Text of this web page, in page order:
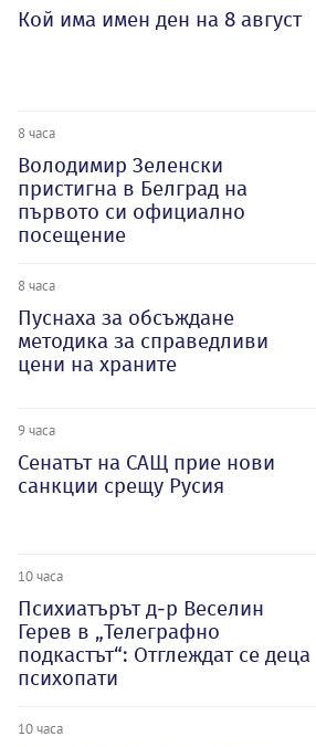
Кой има имен ден на 8 август
8 часа
Володимир Зеленски
пристигна в Белград на
първото си официално
посещение
8 часа
Пуснаха за обсъждане
методика за справедливи
цени на храните
9 часа
Сенатът на САЩ прие нови
санкции срещу Русия
10 часа
Психиатърът д-р Веселин
Герев в „Телеграфно
подкастът“: Отглеждат се деца
психопати
10 часа